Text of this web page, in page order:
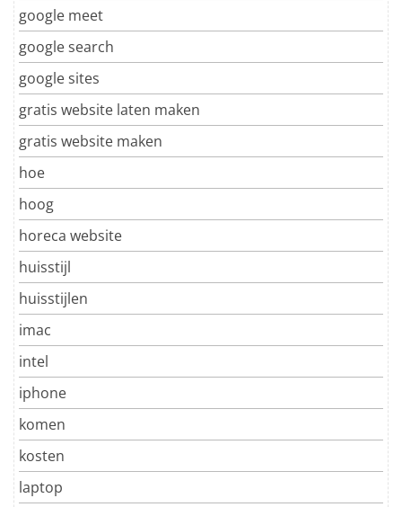
google meet
google search
google sites
gratis website laten maken
gratis website maken
hoe
hoog
horeca website
huisstijl
huisstijlen
imac
intel
iphone
komen
kosten
laptop